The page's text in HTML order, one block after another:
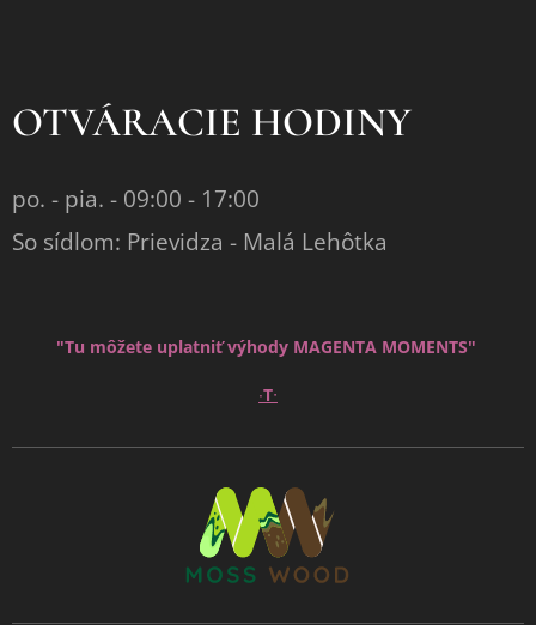
OTVÁRACIE HODINY
po. - pia. - 09:00 - 17:00
So sídlom: Prievidza - Malá Lehôtka
"Tu môžete uplatniť výhody MAGENTA MOMENTS"
∙T∙